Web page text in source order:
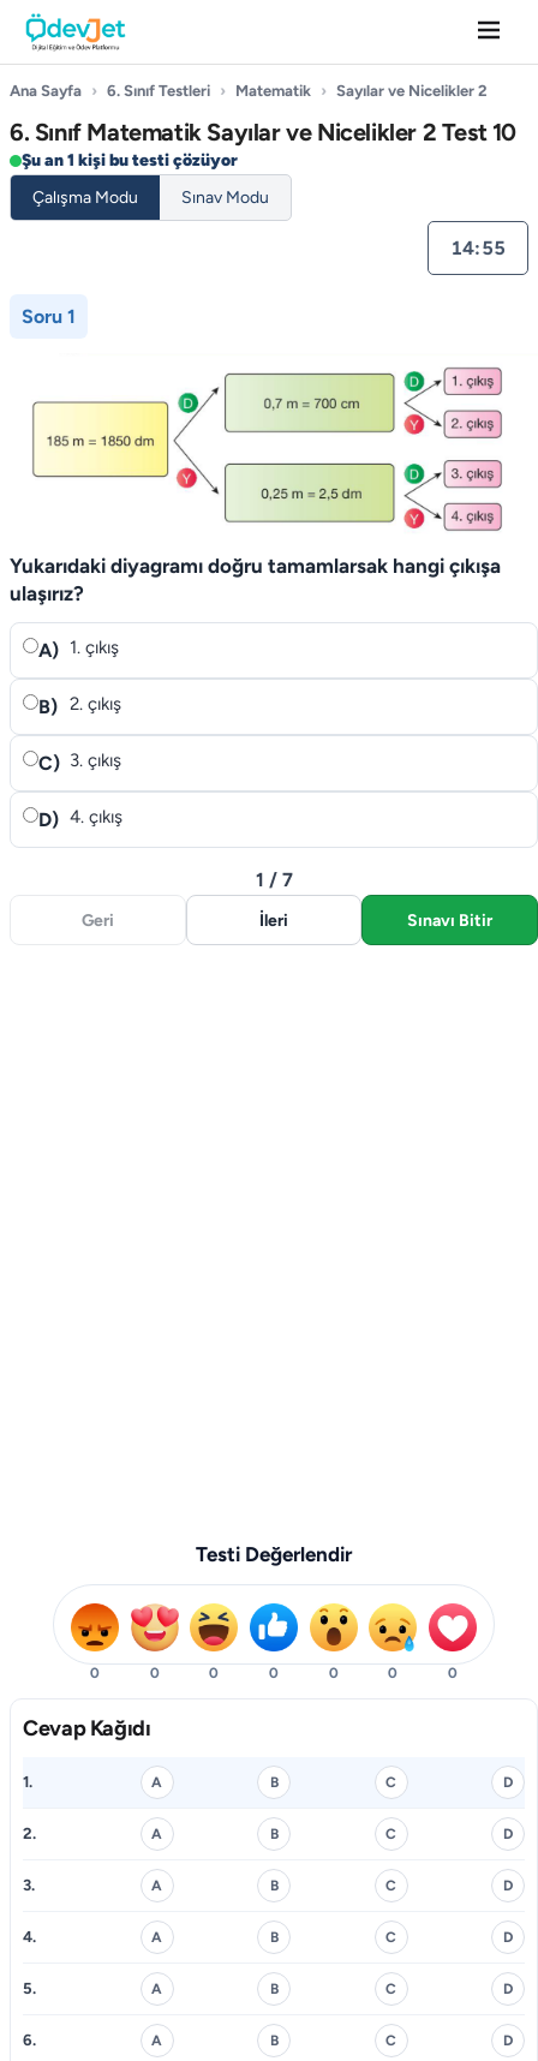
Ana Sayfa › 6. Sınıf Testleri › Matematik › Sayılar ve Nicelikler 2
6. Sınıf Matematik Sayılar ve Nicelikler 2 Test 10
Şu an 1 kişi bu testi çözüyor
Çalışma Modu
Sınav Modu
14:55
Soru 1
Yukarıdaki diyagramı doğru tamamlarsak hangi çıkışa
ulaşırız?
A) 1. çıkış
B) 2. çıkış
C) 3. çıkış
D) 4. çıkış
Geri
1 / 7
İleri Sınavı Bitir
Testi Değerlendir
0 0 0 0 0 0 0
Cevap Kağıdı
1. A B C D
2. A B C D
3. A B C D
4. A B C D
5. A B C D
6. A B C D